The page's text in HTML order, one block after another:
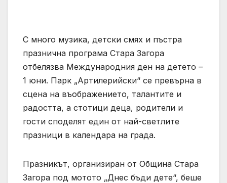
С много музика, детски смях и пъстра
празнична програма Стара Загора
отбелязва Международния ден на детето –
1 юни. Парк „Артилерийски“ се превърна в
сцена на въображението, талантите и
радостта, а стотици деца, родители и
гости споделят един от най-светлите
празници в календара на града.
Празникът, организиран от Община Стара
Загора под мотото „Днес бъди дете“, беше